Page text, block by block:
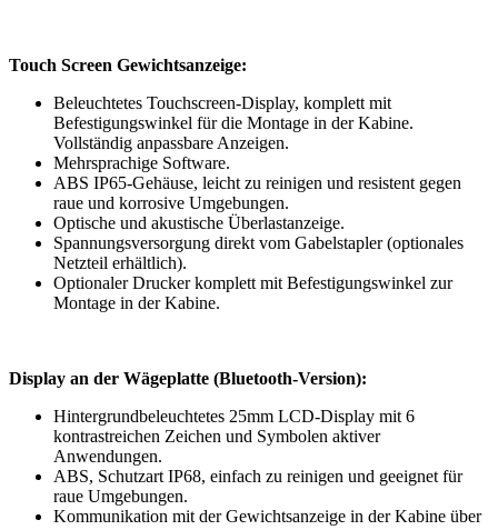
Touch Screen Gewichtsanzeige:
Beleuchtetes Touchscreen-Display, komplett mit
Befestigungswinkel für die Montage in der Kabine.
Vollständig anpassbare Anzeigen.
Mehrsprachige Software.
ABS IP65-Gehäuse, leicht zu reinigen und resistent gegen
raue und korrosive Umgebungen.
Optische und akustische Überlastanzeige.
Spannungsversorgung direkt vom Gabelstapler (optionales
Netzteil erhältlich).
Optionaler Drucker komplett mit Befestigungswinkel zur
Montage in der Kabine.
Display an der Wägeplatte (Bluetooth-Version):
Hintergrundbeleuchtetes 25mm LCD-Display mit 6
kontrastreichen Zeichen und Symbolen aktiver
Anwendungen.
ABS, Schutzart IP68, einfach zu reinigen und geeignet für
raue Umgebungen.
Kommunikation mit der Gewichtsanzeige in der Kabine über